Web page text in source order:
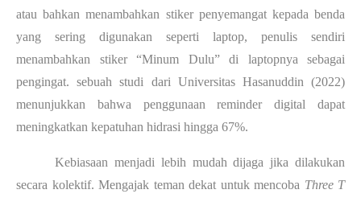
atau bahkan menambahkan stiker penyemangat kepada benda
yang sering digunakan seperti laptop, penulis sendiri
menambahkan stiker “Minum Dulu” di laptopnya sebagai
pengingat. sebuah studi dari Universitas Hasanuddin (2022)
menunjukkan bahwa penggunaan reminder digital dapat
meningkatkan kepatuhan hidrasi hingga 67%.
Kebiasaan menjadi lebih mudah dijaga jika dilakukan
secara kolektif. Mengajak teman dekat untuk mencoba Three T